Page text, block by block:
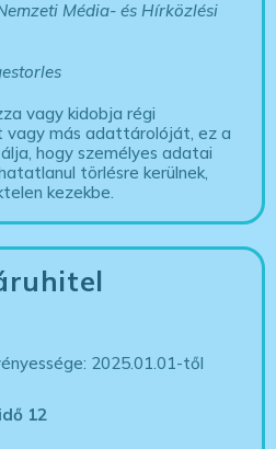
Média- és Hírközlési
vagy kidobja régi
más adattárolóját, ez a
hogy személyes adatai
törlésre kerülnek,
kezekbe.
2025.01.01-től
12